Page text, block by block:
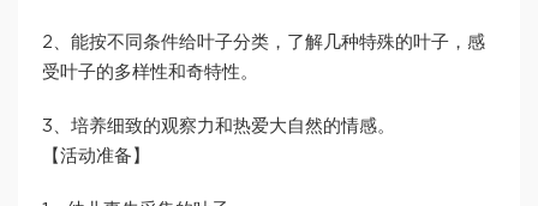
2、能按不同条件给叶子分类，了解几种特殊的叶子，感
受叶子的多样性和奇特性。
3、培养细致的观察力和热爱大自然的情感。
【活动准备】